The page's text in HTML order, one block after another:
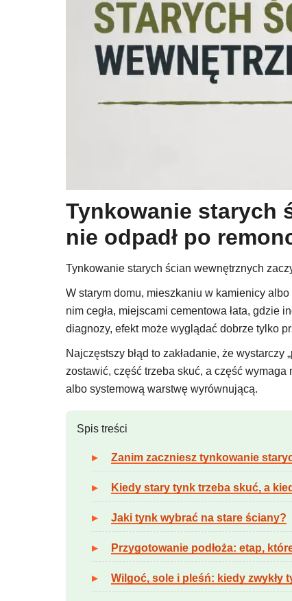
Tynkowanie starych
nie odpadł po
Tynkowanie starych ścian wewnętrznych
W starym domu, mieszkaniu w kamienicy
nim cegła, miejscami cementowa łata, gdzie
diagnozy, efekt może wyglądać dobrze tylko
Najczęstszy błąd to zakładanie, że
zostawić, część trzeba skuć, a część
albo systemową warstwę wyrównującą.
Spis treści
Zanim zaczniesz tynkowanie
Kiedy stary tynk trzeba skuć, a
Jaki tynk wybrać na stare ściany?
Przygotowanie podłoża: etap,
Wilgoć, sole i pleśń: kiedy zwykły